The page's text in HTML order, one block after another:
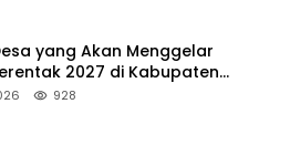
yang Akan Menggelar
2027 di Kabupaten
928